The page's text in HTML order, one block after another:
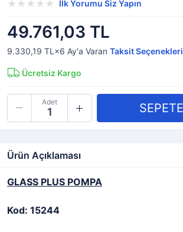
İlk Yorumu Siz Yapın
49.761,03 TL
9.330,19 TL×6 Ay'a Varan Taksit Seçenekleri
Ücretsiz Kargo
Adet
Ürün Açıklaması
GLASS PLUS POMPA
Kod: 15244